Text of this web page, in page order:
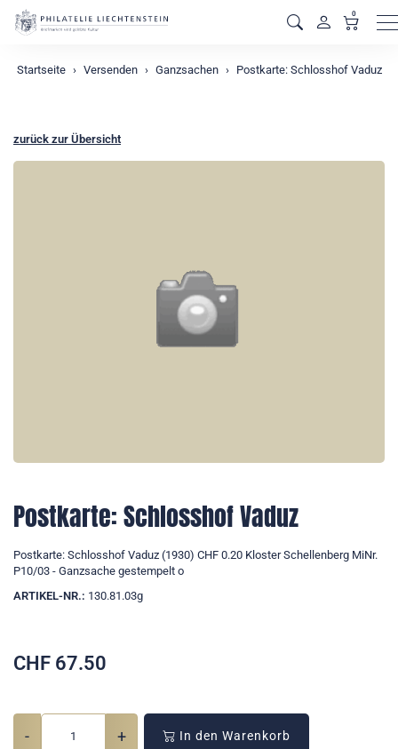
0
Startseite Versenden Ganzsachen Postkarte: Schlosshof Vaduz
zurück zur Übersicht
Postkarte: Schlosshof Vaduz
Postkarte: Schlosshof Vaduz (1930) CHF 0.20 Kloster Schellenberg MiNr.
P10/03 - Ganzsache gestempelt o
ARTIKEL-NR.: 130.81.03g
CHF 67.50
- + In den Warenkorb